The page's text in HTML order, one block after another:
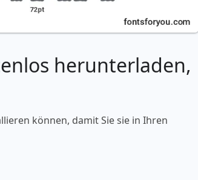
herunterladen,
können, damit Sie sie in Ihren